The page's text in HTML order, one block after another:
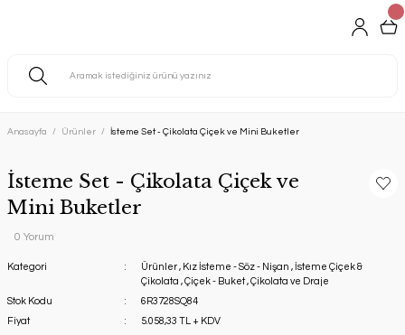
Anasayfa Ürünler İsteme Set - Çikolata Çiçek ve Mini Buketler
İsteme Set - Çikolata Çiçek ve
Mini Buketler
0 Yorum
Kategori Ürünler , Kız İsteme - Söz - Nişan , İsteme Çiçek &
Çikolata ,Çiçek - Buket ,Çikolata ve Draje
Stok Kodu
6R3728SQ84
Fiyat
5.058,33 TL + KDV